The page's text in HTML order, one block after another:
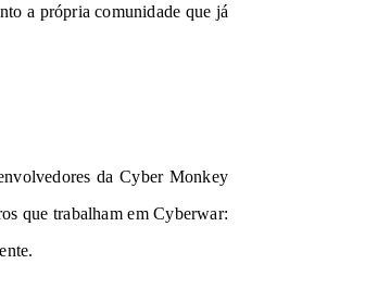
a própria comunidade que já
da Cyber Monkey
que trabalham emCyberwar: